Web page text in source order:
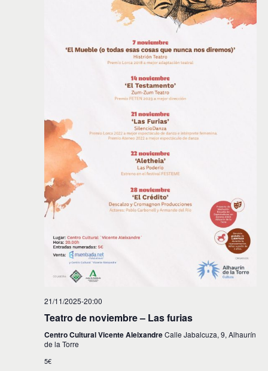
21/11/2025-20:00
Teatro de noviembre – Las furias
Centro Cultural Vicente AleixandreCalle Jabalcuza, 9, Alhaurín
de la Torre
5€